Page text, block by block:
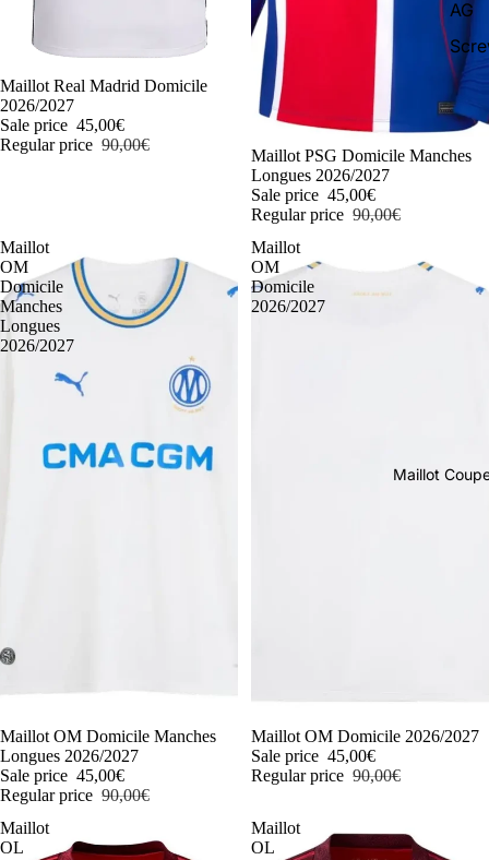
AG
Maillot
-50%
Maillot Real Madrid Domicile
2026/2027
Sale price 45,00€
Regular price 90,00€
-50%
Maillot PSG Domicile Manches
Longues 2026/2027
Sale price 45,00€
Regular price 90,00€
Maillot
OM
Domicile
Manches
Longues
2026/2027
-50%
Maillot OM Domicile Manches
Longues 2026/2027
Sale price 45,00€
Regular price 90,00€
Maillot
OM
Domicile
2026/2027
-50%
Maillot OM Domicile 2026/2027
Sale price 45,00€
Regular price 90,00€
Maillot
OL
Maillot
OL